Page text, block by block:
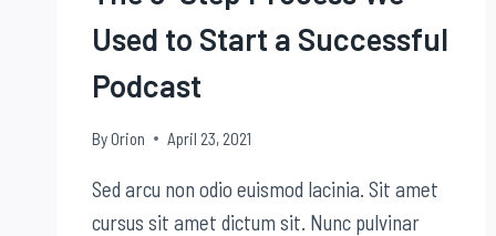
Used to Start a Successful
Podcast
ByOrion April 23, 2021
Sed arcu non odio euismod lacinia. Sit amet
cursus sit amet dictum sit. Nunc pulvinar